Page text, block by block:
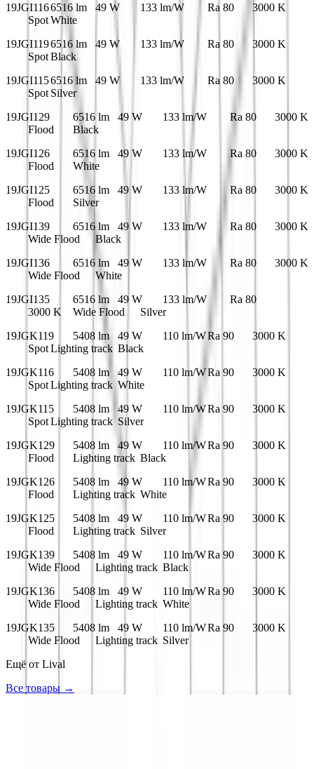
19JGI1166516 lm 49 W 133 lm/W Ra 80
3000 K
SpotWhite
19JGI1196516 lm 49 W 133 lm/W Ra 80
3000 K
SpotBlack
19JGI1156516 lm 49 W 133 lm/W Ra 80
3000 K
Spot Silver
19JGI129
6516 lm 49 W 133 lm/W Ra 80
3000 K
Flood
Black
19JGI126
6516 lm 49 W 133 lm/W Ra 80
3000 K
Flood
White
19JGI125
6516 lm 49 W 133 lm/W Ra 80
3000 K
Flood
Silver
19JGI139
6516 lm 49 W 133 lm/W Ra 80
3000 K
Wide Flood
Black
19JGI136
6516 lm 49 W 133 lm/W Ra 80
3000 K
Wide Flood
White
19JGI135
6516 lm 49 W 133 lm/W
Ra 80
3000 K
Wide Flood
Silver
19JGK119
5408 lm 49 W 110 lm/WRa 90
3000 K
SpotLighting track Black
19JGK116
5408 lm 49 W 110 lm/WRa 90
3000 K
SpotLighting track White
19JGK115
5408 lm 49 W 110 lm/WRa 90
3000 K
SpotLighting track Silver
19JGK129
5408 lm 49 W 110 lm/WRa 90
3000 K
Flood
Lighting track Black
19JGK126
5408 lm 49 W 110 lm/WRa 90
3000 K
Flood
Lighting track White
19JGK125
5408 lm 49 W 110 lm/WRa 90
3000 K
Flood
Lighting track Silver
19JGK139
5408 lm 49 W 110 lm/WRa 90
3000 K
Wide Flood
Lighting track Black
19JGK136
5408 lm 49 W 110 lm/WRa 90
3000 K
Wide Flood
Lighting track White
19JGK135
5408 lm 49 W 110 lm/WRa 90
3000 K
Wide Flood
Lighting track Silver
Ещё от Lival
Все товары →